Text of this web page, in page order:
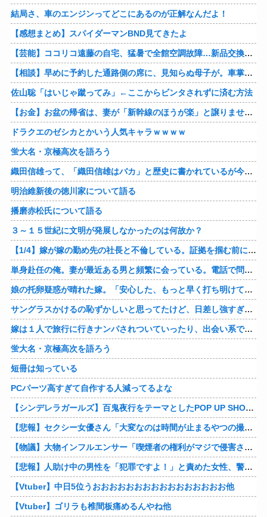
結局さ、車のエンジンってどこにあるのが正解なんだよ！
【感想まとめ】スパイダーマンBND見てきたよ
【芸能】ココリコ遠藤の自宅、猛暑で全館空調故障…新品交換費300万円…高額費用に「高すぎる」
【相談】早めに予約した通路側の席に、見知らぬ母子が。車掌の呼びかけにも「目を閉じて無視」して居座られました。無理やり奪われた席は、結局“やったもん勝ち”になってしまうのでしょうか？
佐山聡「はいじゃ蹴ってみ」←ここからビンタされずに済む方法
【お金】お盆の帰省は、妻が「新幹線のほうが楽」と譲りません。東京から大阪まで家族4人だと往復「10万円」近くかかるため、私は車で節約したいのですが、実際の費用はどれくらい違うのでしょうか？
ドラクエのゼシカとかいう人気キャラｗｗｗｗ
蛍大名・京極高次を語ろう
織田信雄って、「織田信雄はバカ」と歴史に書かれているが今まで家が残っているんでバカではないよな？
明治維新後の徳川家について語る
播磨赤松氏について語る
３～１５世紀に文明が発展しなかったのは何故か？
【1/4】嫁が嫁の勤め先の社長と不倫している。証拠を掴む前に嫁から離婚を切り出されたので、ハッタリかまして証拠を握っているフリしたら、向こうから示談話を振ってきたｗ
単身赴任の俺。妻が最近ある男と頻繁に会っている。電話で問い詰めた。「好きなのはアナタ、でも会えないのがツライ、寂しいから・・・」妻は、その男と不倫関係に発展した様だ…
娘の托卵疑惑が晴れた嫁。「安心した、もっと早く打ち明けて鑑定しておけばよかった」と。そして「今度こそ家族三人で幸せになりたい」と言い出した！！ごめんこうむるわｗｗ
サングラスかけるの恥ずかしいと思ってたけど、日差し強すぎてサングラスかけ始めたわ
嫁は１人で旅行に行きナンパされついていったり、出会い系で知り合った男と会ったりした。しかも酔っていて避妊もしてなかった。そしてやはり自分には夫しかいないと思ったんだとｗ
蛍大名・京極高次を語ろう
短冊は知っている
PCパーツ高すぎて自作する人減ってるよな
【シンデレラガールズ】百鬼夜行をテーマとしたPOP UP SHOPが東京・大阪にて開催
【悲報】セクシー女優さん「大変なのは時間が止まるやつの撮影」←ばらしてしまうｗ
【物議】大物インフルエンサー「喫煙者の権利がマジで侵害されてる。いくら税金払ってるんだ」他
【悲報】人助け中の男性を「犯罪ですよ！」と責めた女性、警察が来た瞬間逃げる他
【Vtuber】中日5位うおおおおおおおおおおおおおおおお他
【Vtuber】ゴリラも椎間板痛めるんやね他